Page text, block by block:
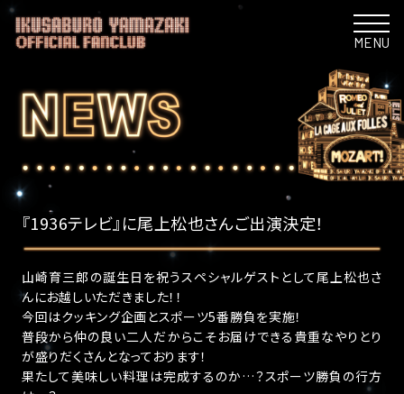
MENU
『1936テレビ』に尾上松也さんご出演決定！
山崎育三郎の誕生日を祝うスペシャルゲストとして尾上松也さ
んにお越しいただきました！！
今回はクッキング企画とスポーツ5番勝負を実施！
普段から仲の良い二人だからこそお届けできる貴重なやりとり
が盛りだくさんとなっております！
果たして美味しい料理は完成するのか…？スポーツ勝負の行方